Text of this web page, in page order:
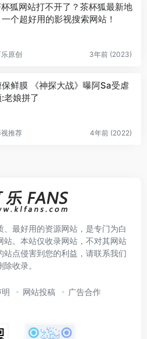
狐网站打不开了？茶杯狐最新地
个超好用的影视搜索网站！
原创 3年前 (2023)
鲜膜 《神探大战》曝阿Sa受虐
老娘拼了
推荐 4年前 (2022)
最好用的资源网站，是专门为白
站。本站仅收录网站，不对其网站
站点侵害到您的利益，请联系我们
除收录。
网站投稿 广告合作